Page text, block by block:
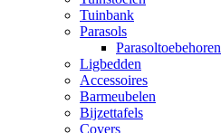
Tuinbank
Parasols
Parasoltoebehoren
Ligbedden
Accessoires
Barmeubelen
Bijzettafels
Covers